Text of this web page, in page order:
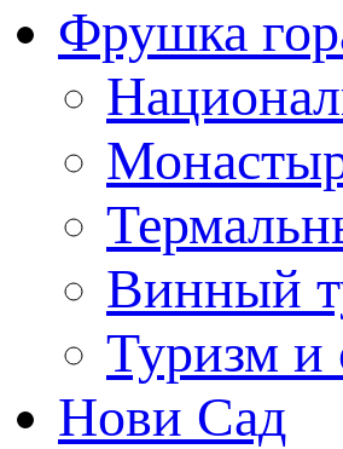
Фрушка
Винный
Туризм и
Нови Сад